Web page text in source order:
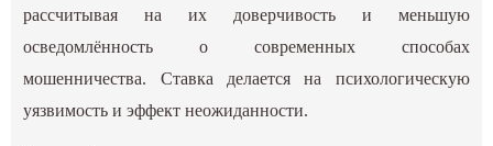
рассчитывая на их доверчивость и меньшую
осведомлённость о современных способах
мошенничества. Ставка делается на психологическую
уязвимость и эффект неожиданности.